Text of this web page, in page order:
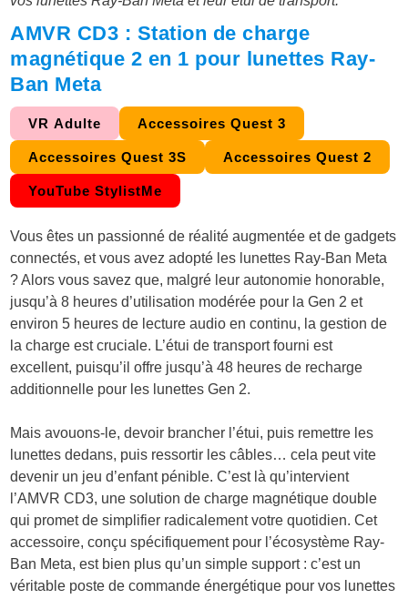
AMVR CD3 : Station de charge
magnétique 2 en 1 pour lunettes Ray-
Ban Meta
VR Adulte Accessoires Quest 3
Accessoires Quest 3S Accessoires Quest 2
YouTube StylistMe
Vous êtes un passionné de réalité augmentée et de gadgets
connectés, et vous avez adopté les lunettes Ray-Ban Meta
? Alors vous savez que, malgré leur autonomie honorable,
jusqu’à 8 heures d’utilisation modérée pour la Gen 2 et
environ 5 heures de lecture audio en continu, la gestion de
la charge est cruciale. L’étui de transport fourni est
excellent, puisqu’il offre jusqu’à 48 heures de recharge
additionnelle pour les lunettes Gen 2.
Mais avouons-le, devoir brancher l’étui, puis remettre les
lunettes dedans, puis ressortir les câbles… cela peut vite
devenir un jeu d’enfant pénible. C’est là qu’intervient
l’AMVR CD3, une solution de charge magnétique double
qui promet de simplifier radicalement votre quotidien. Cet
accessoire, conçu spécifiquement pour l’écosystème Ray-
Ban Meta, est bien plus qu’un simple support : c’est un
véritable poste de commande énergétique pour vos lunettes